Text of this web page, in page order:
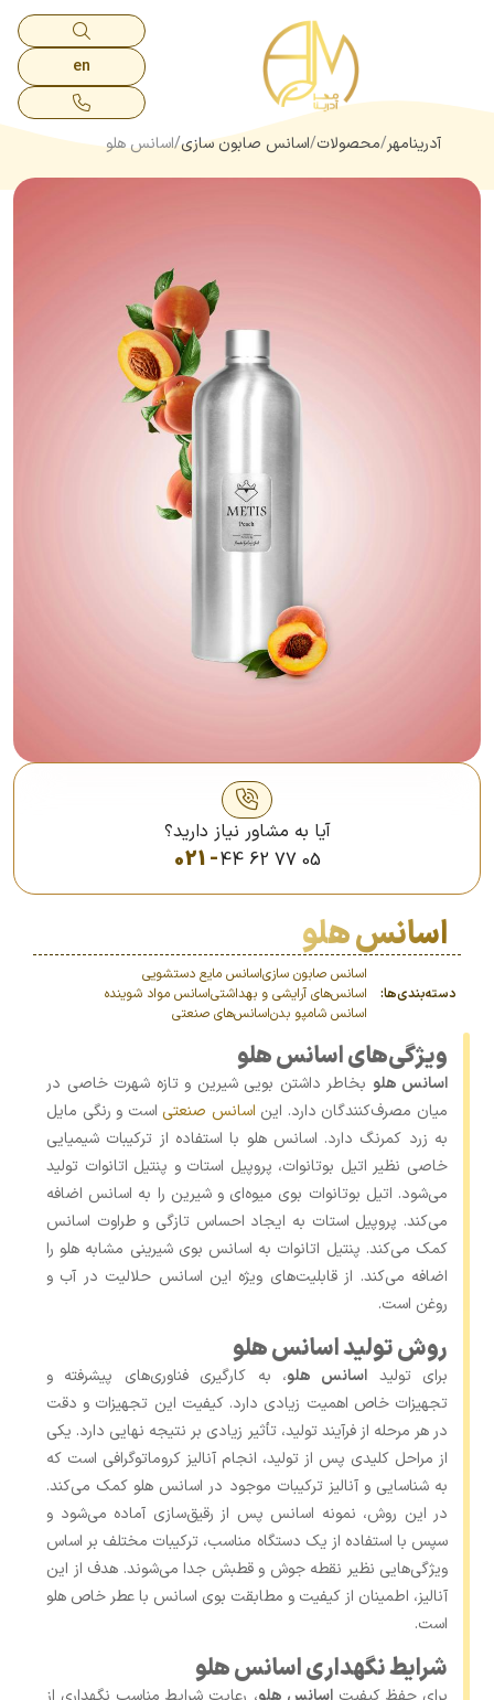
en
آدرینامهر محصولات اسانس صابون سازی اسانس هلو
آیا به مشاور نیاز دارید؟
021 -44 62 77 05
اسانس هلو
دسته‌بندی‌ها:
اسانس صابون سازیاسانس مایع دستشویی
اسانس‌های آرایشی و بهداشتیاسانس مواد شوینده
اسانس شامپو بدناسانس‌های صنعتی
ویژگی‌های اسانس هلو
اسانس هلو بخاطر داشتن بویی شیرین و تازه شهرت خاصی در
میان مصرف‌کنندگان دارد. این اسانس صنعتی است و رنگی مایل
به زرد کمرنگ دارد. اسانس هلو با استفاده از ترکیبات شیمیایی
خاصی نظیر اتیل بوتانوات، پروپیل استات و پنتیل اتانوات تولید
می‌شود. اتیل بوتانوات بوی میوه‌ای و شیرین را به اسانس اضافه
می‌کند. پروپیل استات به ایجاد احساس تازگی و طراوت اسانس
کمک می‌کند. پنتیل اتانوات به اسانس بوی شیرینی مشابه هلو را
اضافه می‌کند. از قابلیت‌های ویژه این اسانس حلالیت در آب و
روغن است.
روش تولید اسانس هلو
برای تولید اسانس هلو، به کارگیری فناوری‌های پیشرفته و
تجهیزات خاص اهمیت زیادی دارد. کیفیت این تجهیزات و دقت
در هر مرحله از فرآیند تولید، تأثیر زیادی بر نتیجه نهایی دارد. یکی
از مراحل کلیدی پس از تولید، انجام آنالیز کروماتوگرافی است که
به شناسایی و آنالیز ترکیبات موجود در اسانس هلو کمک می‌کند.
در این روش، نمونه اسانس پس از رقیق‌سازی آماده می‌شود و
سپس با استفاده از یک دستگاه مناسب، ترکیبات مختلف بر اساس
ویژگی‌هایی نظیر نقطه جوش و قطبش جدا می‌شوند. هدف از این
آنالیز، اطمینان از کیفیت و مطابقت بوی اسانس با عطر خاص هلو
است.
شرایط نگهداری اسانس هلو